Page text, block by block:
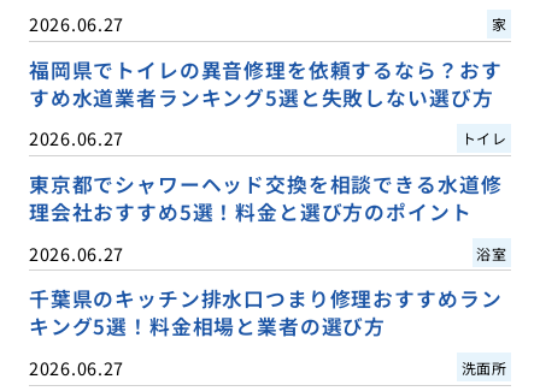
2026.06.27 家
福岡県でトイレの異音修理を依頼するなら？おす
すめ水道業者ランキング5選と失敗しない選び方
2026.06.27 トイレ
東京都でシャワーヘッド交換を相談できる水道修
理会社おすすめ5選！料金と選び方のポイント
2026.06.27 浴室
千葉県のキッチン排水口つまり修理おすすめラン
キング5選！料金相場と業者の選び方
2026.06.27 洗面所